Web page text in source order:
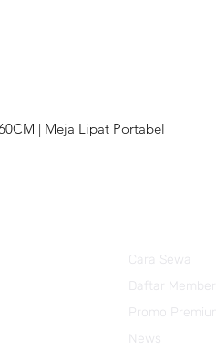
| Meja Lipat Portabel
Cara Sewa
Daftar Member
Promo Premium
News